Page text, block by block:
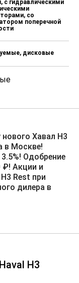
стекла и
тормоз
и
с гидравлическими
со
поперечной
дисковые
Хавал Н3
в Москве!
Одобрение
₽! Акции и
Rest при
дилера в
H3